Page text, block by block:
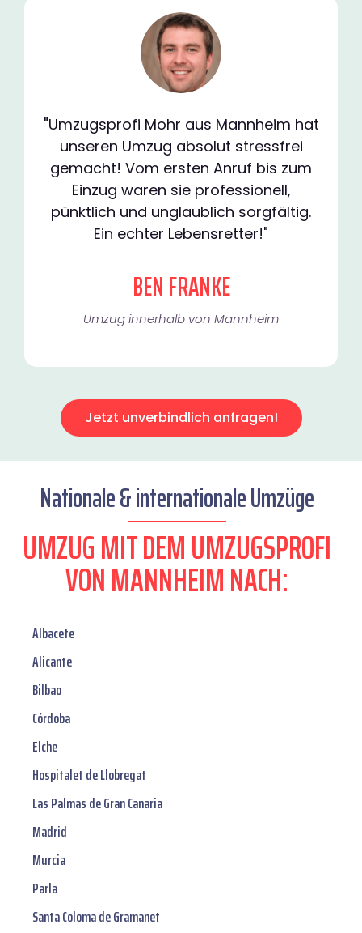
"Umzugsprofi Mohr aus Mannheim hat
unseren Umzug absolut stressfrei
gemacht! Vom ersten Anruf bis zum
Einzug waren sie professionell,
pünktlich und unglaublich sorgfältig.
Ein echter Lebensretter!"
BEN FRANKE
Umzug innerhalb von Mannheim​
Jetzt unverbindlich anfragen!
Nationale & internationale Umzüge
UMZUG MIT DEM UMZUGSPROFI
VON MANNHEIM NACH:
Albacete
Alicante
Bilbao
Córdoba
Elche
Hospitalet de Llobregat
Las Palmas de Gran Canaria
Madrid
Murcia
Parla
Santa Coloma de Gramanet